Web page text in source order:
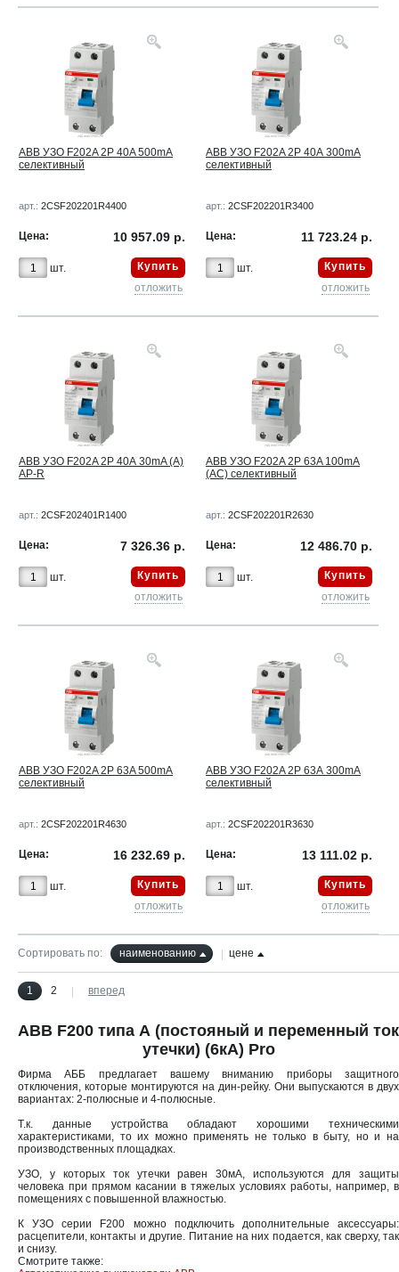
ABB УЗО F202A 2Р 40A 500mA
селективный
арт.: 2CSF202201R4400
Цена: 10 957.09 р.
шт.
Купить
отложить
ABB УЗО F202A 2Р 40А 300mA
селективный
арт.: 2CSF202201R3400
Цена: 11 723.24 р.
шт.
Купить
отложить
ABB УЗО F202A 2Р 40А 30mA (A)
AP-R
арт.: 2CSF202401R1400
Цена: 7 326.36 р.
шт.
Купить
отложить
ABB УЗО F202A 2Р 63A 100mA
(AC) селективный
арт.: 2CSF202201R2630
Цена: 12 486.70 р.
шт.
Купить
отложить
ABB УЗО F202A 2Р 63A 500mA
селективный
арт.: 2CSF202201R4630
Цена: 16 232.69 р.
шт.
Купить
отложить
ABB УЗО F202A 2Р 63А 300mA
селективный
арт.: 2CSF202201R3630
Цена: 13 111.02 р.
шт.
Купить
отложить
Сортировать по: наименованию цене
1 2 вперед
ABB F200 типа А (постояный и переменный ток
утечки) (6кА) Pro
Фирма АББ предлагает вашему вниманию приборы защитного
отключения, которые монтируются на дин-рейку. Они выпускаются в двух
вариантах: 2-полюсные и 4-полюсные.
Т.к. данные устройства обладают хорошими техническими
характеристиками, то их можно применять не только в быту, но и на
производственных площадках.
УЗО, у которых ток утечки равен 30мА, используются для защиты
человека при прямом касании в тяжелых условиях работы, например, в
помещениях с повышенной влажностью.
К УЗО серии F200 можно подключить дополнительные аксессуары:
расцепители, контакты и другие. Питание на них подается, как сверху, так
и снизу.
Смотрите также: